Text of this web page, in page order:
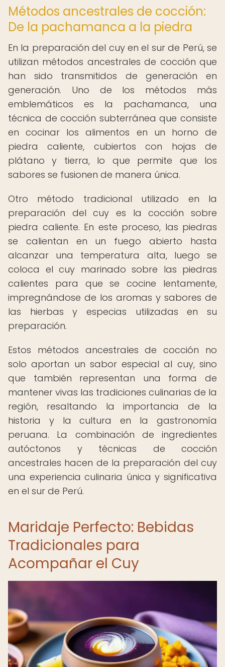
Métodos ancestrales de cocción:
De la pachamanca a la piedra
En la preparación del cuy en el sur de Perú, se
utilizan métodos ancestrales de cocción que
han sido transmitidos de generación en
generación. Uno de los métodos más
emblemáticos es la pachamanca, una
técnica de cocción subterránea que consiste
en cocinar los alimentos en un horno de
piedra caliente, cubiertos con hojas de
plátano y tierra, lo que permite que los
sabores se fusionen de manera única.
Otro método tradicional utilizado en la
preparación del cuy es la cocción sobre
piedra caliente. En este proceso, las piedras
se calientan en un fuego abierto hasta
alcanzar una temperatura alta, luego se
coloca el cuy marinado sobre las piedras
calientes para que se cocine lentamente,
impregnándose de los aromas y sabores de
las hierbas y especias utilizadas en su
preparación.
Estos métodos ancestrales de cocción no
solo aportan un sabor especial al cuy, sino
que también representan una forma de
mantener vivas las tradiciones culinarias de la
región, resaltando la importancia de la
historia y la cultura en la gastronomía
peruana. La combinación de ingredientes
autóctonos y técnicas de cocción
ancestrales hacen de la preparación del cuy
una experiencia culinaria única y significativa
en el sur de Perú.
Maridaje Perfecto: Bebidas
Tradicionales para
Acompañar el Cuy